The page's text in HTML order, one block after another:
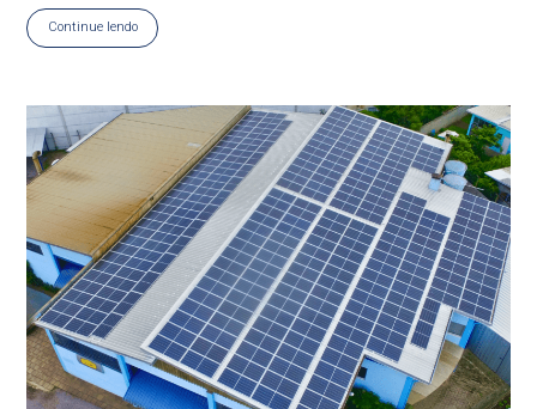
Continue lendo